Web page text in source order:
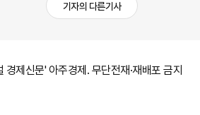
기자의 다른기사
제신문' 아주경제. 무단전재·재배포 금지